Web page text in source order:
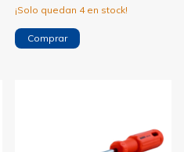
¡Solo quedan 4en stock!